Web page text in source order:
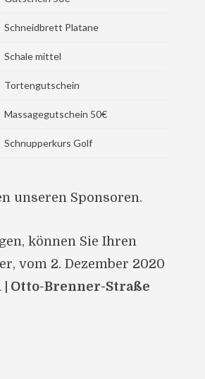
Schneidbrett Platane
Schale mittel
Tortengutschein
Massagegutschein 50€
Schnupperkurs Golf
unseren Sponsoren.
können Sie Ihren
vom 2. Dezember 2020
| Otto-Brenner-Straße